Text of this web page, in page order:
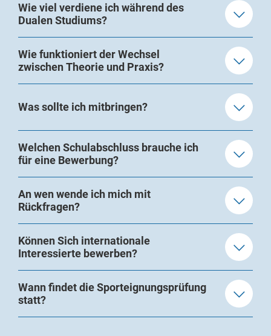
Wie viel verdiene ich während des
Dualen Studiums?
Wie funktioniert der Wechsel
zwischen Theorie und Praxis?
Was sollte ich mitbringen?
Welchen Schulabschluss brauche ich
für eine Bewerbung?
An wen wende ich mich mit
Rückfragen?
Können Sich internationale
Interessierte bewerben?
Wann findet die Sporteignungsprüfung
statt?